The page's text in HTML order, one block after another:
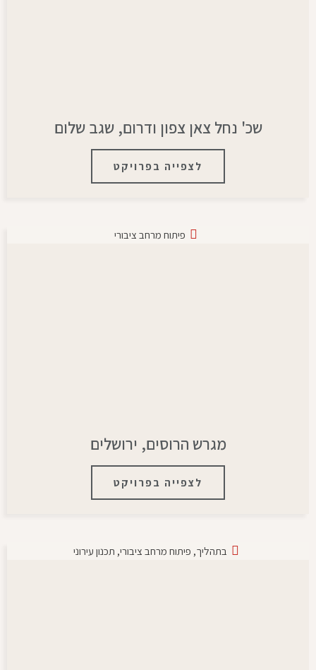
שכ' נחל צאן צפון ודרום, שגב שלום
לצפייה בפרויקט
פיתוח מרחב ציבורי
מגרש הרוסים, ירושלים
לצפייה בפרויקט
בתהליך, פיתוח מרחב ציבורי, תכנון עירוני